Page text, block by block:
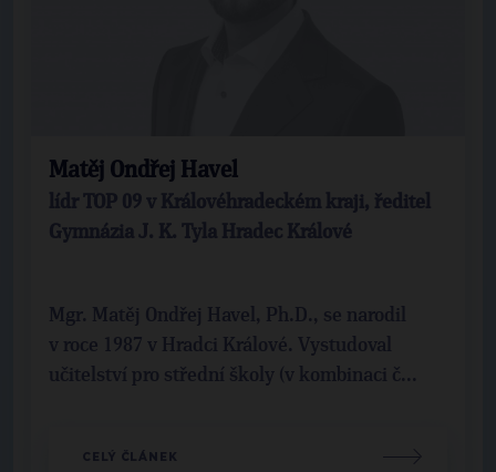
Matěj Ondřej Havel
lídr TOP 09 v Královéhradeckém kraji, ředitel
Gymnázia J. K. Tyla Hradec Králové
Mgr. Matěj Ondřej Havel, Ph.D., se narodil
v roce 1987 v Hradci Králové. Vystudoval
učitelství pro střední školy (v kombinaci č...
CELÝ ČLÁNEK